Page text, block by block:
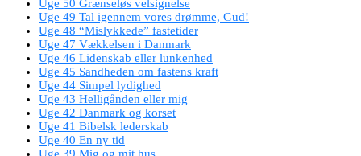
Uge 50 Grænseløs velsignelse
Uge 49 Tal igennem vores drømme, Gud!
Uge 48 “Mislykkede” fastetider
Uge 47 Vækkelsen i Danmark
Uge 46 Lidenskab eller lunkenhed
Uge 45 Sandheden om fastens kraft
Uge 44 Simpel lydighed
Uge 43 Helligånden eller mig
Uge 42 Danmark og korset
Uge 41 Bibelsk lederskab
Uge 40 En ny tid
Uge 39 Mig og mit hus